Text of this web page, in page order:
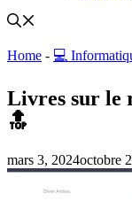
Home - 💻
Livres sur le
🔝
mars 3, 2024octobre